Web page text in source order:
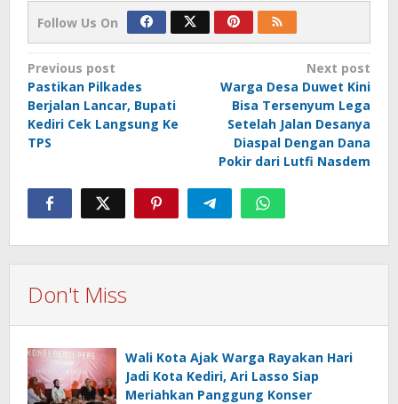
Follow Us On
Post
navigation
Previous post
Pastikan Pilkades
Berjalan Lancar, Bupati
Kediri Cek Langsung Ke
TPS
Next post
Warga Desa Duwet Kini
Bisa Tersenyum Lega
Setelah Jalan Desanya
Diaspal Dengan Dana
Pokir dari Lutfi Nasdem
Don't Miss
Wali Kota Ajak Warga Rayakan Hari
Jadi Kota Kediri, Ari Lasso Siap
Meriahkan Panggung Konser